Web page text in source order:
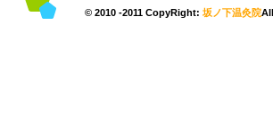
© 2010 -2011 CopyRight: 坂ノ下温灸院